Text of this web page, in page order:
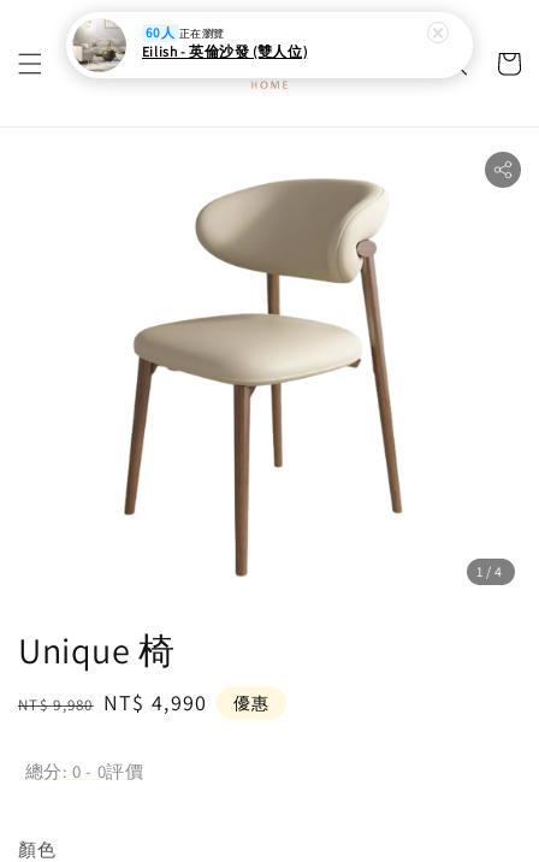
1 /4
Unique 椅
Regular
NT$ 9,980 Sale
NT$ 4,990 優惠
總分:0 - 0評價
顏⾊